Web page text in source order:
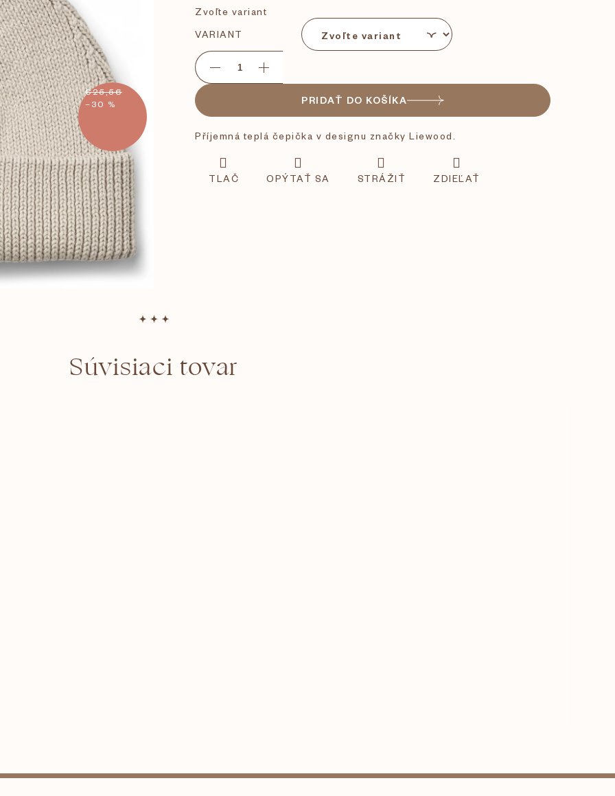
€25,56
–30 %
Zvoľte variant
VARIANT
PRIDAŤ DO KOŠÍKA
Příjemná teplá čepička v designu značky Liewood.
TLAČ OPÝTAŤ SA STRÁŽIŤ ZDIEĽAŤ
Súvisiaci tovar